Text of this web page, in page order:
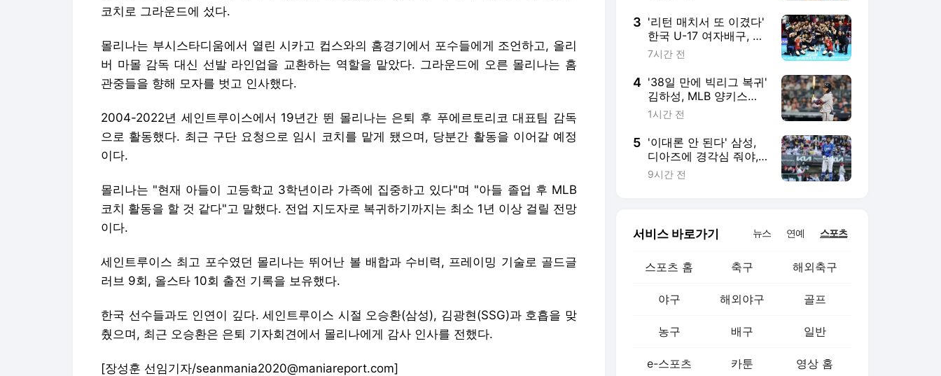
코치로 그라운드에 섰다.
몰리나는 부시스타디움에서 열린 시카고 컵스와의 홈경기에서 포수들에게 조언하고, 올리
버 마몰 감독 대신 선발 라인업을 교환하는 역할을 맡았다. 그라운드에 오른 몰리나는 홈
관중들을 향해 모자를 벗고 인사했다.
2004-2022년 세인트루이스에서 19년간 뛴 몰리나는 은퇴 후 푸에르토리코 대표팀 감독
으로 활동했다. 최근 구단 요청으로 임시 코치를 맡게 됐으며, 당분간 활동을 이어갈 예정
이다.
몰리나는 "현재 아들이 고등학교 3학년이라 가족에 집중하고 있다"며 "아들 졸업 후 MLB
코치 활동을 할 것 같다"고 말했다. 전업 지도자로 복귀하기까지는 최소 1년 이상 걸릴 전망
이다.
세인트루이스 최고 포수였던 몰리나는 뛰어난 볼 배합과 수비력, 프레이밍 기술로 골드글
러브 9회, 올스타 10회 출전 기록을 보유했다.
한국 선수들과도 인연이 깊다. 세인트루이스 시절 오승환(삼성), 김광현(SSG)과 호흡을 맞
췄으며, 최근 오승환은 은퇴 기자회견에서 몰리나에게 감사 인사를 전했다.
[장성훈 선임기자/seanmania2020@maniareport.com]
3 '리턴 매치서 또 이겼다'
한국 U-17 여자배구, 대
만 3-1 완파...2연승 조 1
7시간 전
4 '38일 만에 빅리그 복귀'
김하성, MLB 양키스전
2타수 무안타 1삼진...시
1시간 전
5 '이대론 안 된다' 삼성,
디아즈에 경각심 줘야,
타순 조정으론 해결 안
9시간 전
서비스 바로가기 뉴스 연예 스포츠
스포츠 홈 축구 해외축구
야구 해외야구 골프
농구 배구 일반
e-스포츠 카툰 영상 홈